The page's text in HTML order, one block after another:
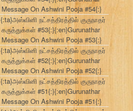
Message On Ashwini Pooja #54{:}
{:ta}அஸ்வினி நட்சத்திரத்தில் குருநாதர்
கருத்துக்கள் #53{:}{:en}Gurunathar
Message On Ashwini Pooja #53{:}
{:ta}அஸ்வினி நட்சத்திரத்தில் குருநாதர்
கருத்துக்கள் #52{:}{:en}Gurunathar
Message On Ashwini Pooja #52{:}
{:ta}அஸ்வினி நட்சத்திரத்தில் குருநாதர்
கருத்துக்கள் #51{:}{:en}Gurunathar
Message On Ashwini Pooja #51{:}